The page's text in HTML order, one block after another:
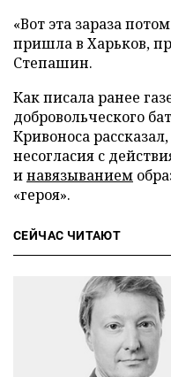
«Вот эта зараза
пришла в Харьков,
Степашин.
Как писала ранее
добровольческого
Кривоноса
несогласия с
инавязыванием
«героя».
СЕЙЧАС ЧИТАЮТ